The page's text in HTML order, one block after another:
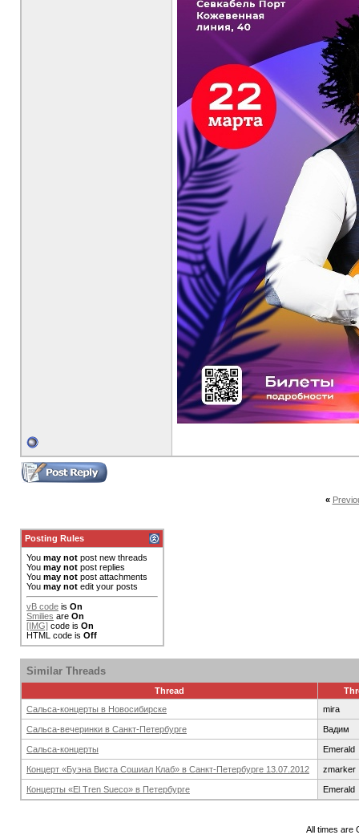
«
Posting Rules
You may not post new threads
You may not post replies
You may not post attachments
You may not edit your posts
vB code is On
Smilies are On
[IMG] code is On
HTML code is Off
Similar Threads
Thread
Сальса-концерты в Новосибирске
mira
Сальса-вечеринки в Санкт-Петербурге Вадим
Сальса-концерты Emerald
Концерт «Буэна Виста Сошиал Клаб» в Санкт-Петербурге 13.07.2012 zmarker
Концерты «Еl Tren Sueco» в Петербурге Emerald
All times are